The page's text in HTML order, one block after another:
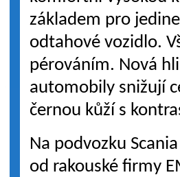
základem pro
odtahové vozidlo.
pérováním. Nová
automobily snižují
černou kůží s
Na podvozku
od rakouské firmy